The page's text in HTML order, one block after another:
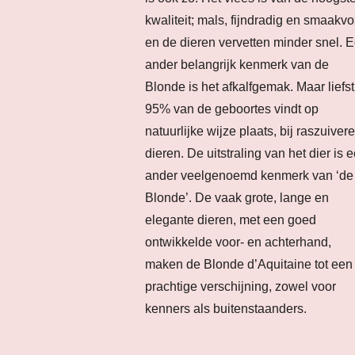
kwaliteit; mals, fijndradig en
en de dieren vervetten minder snel.
ander belangrijk kenmerk van de
Blonde is het afkalfgemak. Maar liefst
95% van de geboortes vindt op
natuurlijke wijze plaats, bij raszuivere
dieren. De uitstraling van het dier is
ander veelgenoemd kenmerk van ‘de
Blonde’. De vaak grote, lange en
elegante dieren, met een goed
ontwikkelde voor- en achterhand,
maken de Blonde d’Aquitaine tot een
prachtige verschijning, zowel voor
kenners als buitenstaanders.